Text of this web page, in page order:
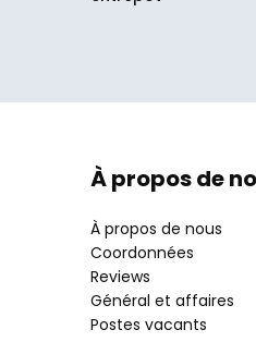
À propos de
À propos de nous
Coordonnées
Reviews
Général et affaires
Postes vacants